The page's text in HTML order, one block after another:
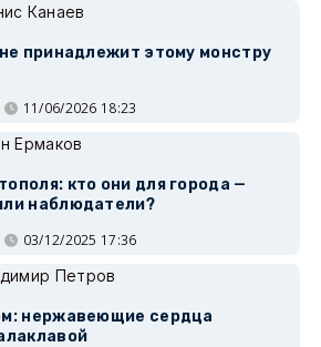
Канаев
принадлежит этому монстру
11/06/2026 18:23
Ермаков
кто они для города —
наблюдатели?
03/12/2025 17:36
Петров
нержавеющие сердца